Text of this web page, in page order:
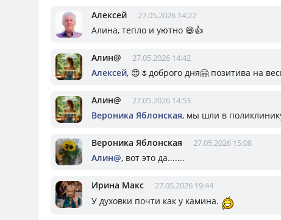
Алексей 27.05.2026 14:22
Алина, тепло и уютно 😄👍
Алин@ 27.05.2026 14:42
Алексей, 😍🌷доброго дня🤗 позитива на
Алин@ 27.05.2026 14:53
Вероника Яблонская, мы шли в
Вероника Яблонская 27.05.2026 15:08
Алин@, вот это да.......
Ирина Макс 27.05.2026 19:44
У духовки почти как у камина.